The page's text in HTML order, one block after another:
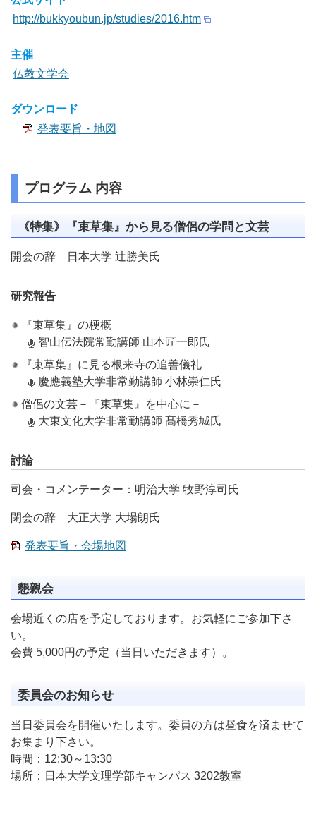
http://bukkyoubun.jp/studies/2016.htm
主催
仏教文学会
ダウンロード
発表要旨・地図
プログラム 内容
《特集》『束草集』から見る僧侶の学問と文芸
開会の辞 日本大学 辻勝美氏
研究報告
『束草集』の梗概
智山伝法院常勤講師 山本匠一郎氏
『束草集』に見る根来寺の追善儀礼
慶應義塾大学非常勤講師 小林崇仁氏
僧侶の文芸－『束草集』を中心に－
大東文化大学非常勤講師 髙橋秀城氏
討論
司会・コメンテーター：明治大学 牧野淳司氏
閉会の辞 大正大学 大場朗氏
発表要旨・会場地図
懇親会
会場近くの店を予定しております。お気軽にご参加下さ
い。
会費 5,000円の予定（当日いただきます）。
委員会のお知らせ
当日委員会を開催いたします。委員の方は昼食を済ませて
お集まり下さい。
時間：12:30～13:30
場所：日本大学文理学部キャンパス 3202教室